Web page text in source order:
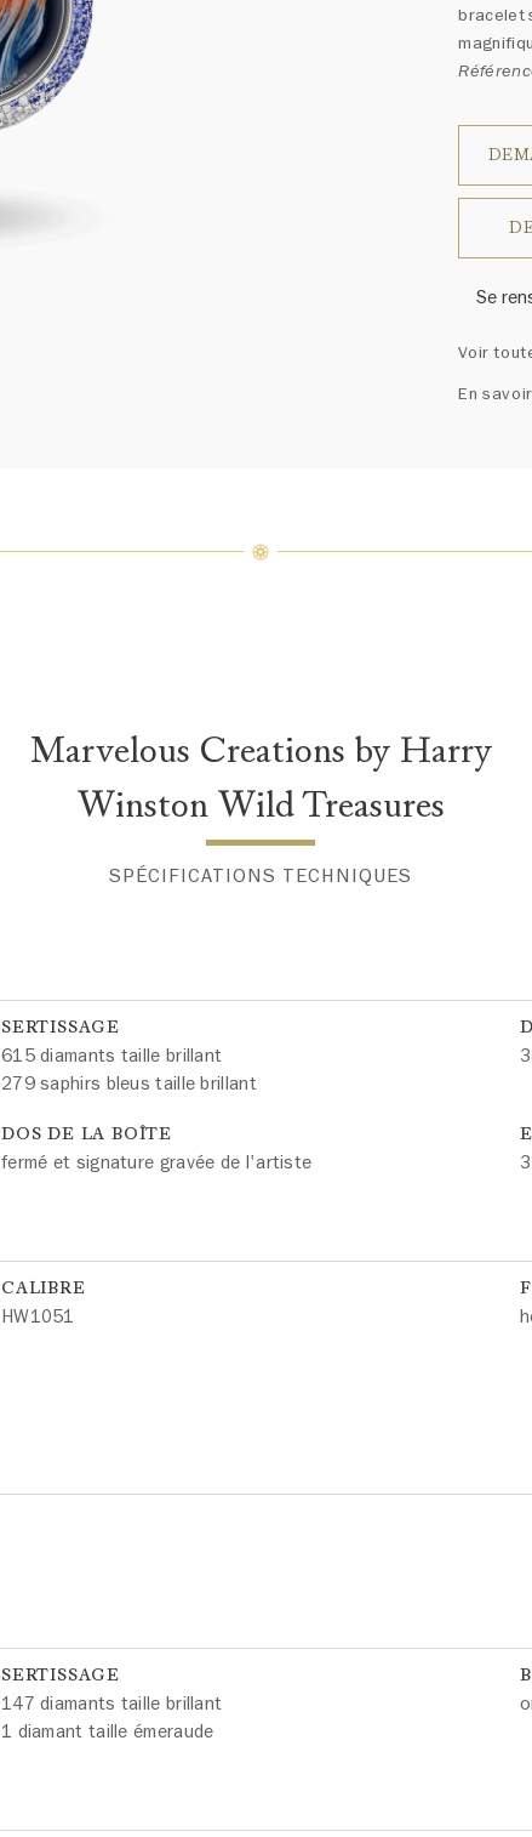
bracelet
Se
un
Voir
En
Marvelous Creations by Harry
Winston Wild Treasures
SPÉCIFICATIONS TECHNIQUES
SERTISSAGE
615 diamants taille brillant
279 saphirs bleus taille brillant
DOS DE LA BOÎTE
fermé et signature gravée de l'artiste 3
CALIBRE
HW1051
SERTISSAGE
147 diamants taille brillant
1 diamant taille émeraude